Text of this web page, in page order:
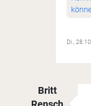
Di.,
Britt